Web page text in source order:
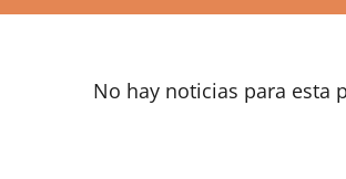
No hay noticias para esta